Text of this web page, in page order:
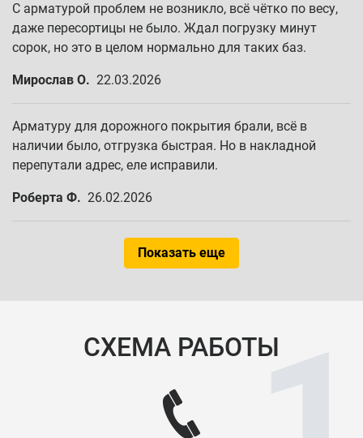
С арматурой проблем не возникло, всё чётко по весу,
даже пересортицы не было. Ждал погрузку минут
сорок, но это в целом нормально для таких баз.
Мирослав О. 22.03.2026
Арматуру для дорожного покрытия брали, всё в
наличии было, отгрузка быстрая. Но в накладной
перепутали адрес, еле исправили.
Роберта Ф. 26.02.2026
Показать еще
СХЕМА РАБОТЫ